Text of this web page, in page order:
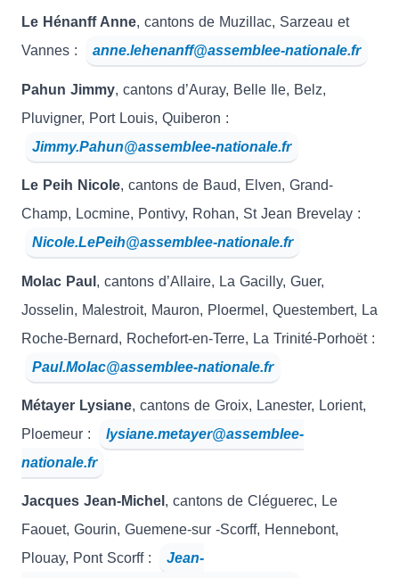
Le Hénanff Anne, cantons de Muzillac, Sarzeau et
Vannes :
anne.lehenanff@assemblee-nationale.fr
Pahun Jimmy, cantons d’Auray, Belle Ile, Belz,
Pluvigner, Port Louis, Quiberon :
Jimmy.Pahun@assemblee-nationale.fr
Le Peih Nicole, cantons de Baud, Elven, Grand-
Champ, Locmine, Pontivy, Rohan, St Jean Brevelay :
Nicole.LePeih@assemblee-nationale.fr
Molac Paul , cantons d’Allaire, La Gacilly, Guer,
Josselin, Malestroit, Mauron, Ploermel, Questembert, La
Roche-Bernard, Rochefort-en-Terre, La Trinité-Porhoët :
Paul.Molac@assemblee-nationale.fr
Métayer Lysiane, cantons de Groix, Lanester, Lorient,
Ploemeur :
lysiane.metayer@assemblee-
nationale.fr
Jacques Jean-Michel , cantons de Cléguerec, Le
Faouet, Gourin, Guemene-sur -Scorff, Hennebont,
Plouay, Pont Scorff :
Jean-